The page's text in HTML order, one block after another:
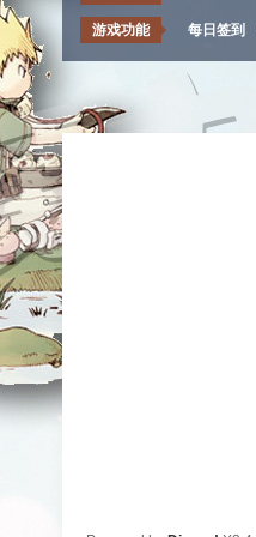
游戏功能 每日签到